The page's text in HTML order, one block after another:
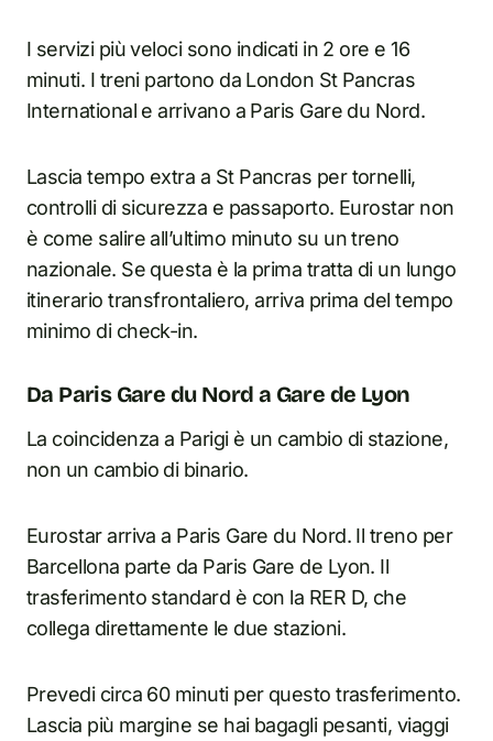
I servizi più veloci sono indicati in 2 ore e 16
minuti. I treni partono da London St Pancras
International e arrivano a Paris Gare du Nord.
Lascia tempo extra a St Pancras per tornelli,
controlli di sicurezza e passaporto. Eurostar non
è come salire all’ultimo minuto su un treno
nazionale. Se questa è la prima tratta di un lungo
itinerario transfrontaliero, arriva prima del tempo
minimo di check-in.
Da Paris Gare du Nord a Gare de Lyon
La coincidenza a Parigi è un cambio di stazione,
non un cambio di binario.
Eurostar arriva a Paris Gare du Nord. Il treno per
Barcellona parte da Paris Gare de Lyon. Il
trasferimento standard è con la RER D, che
collega direttamente le due stazioni.
Prevedi circa 60 minuti per questo trasferimento.
Lascia più margine se hai bagagli pesanti, viaggi